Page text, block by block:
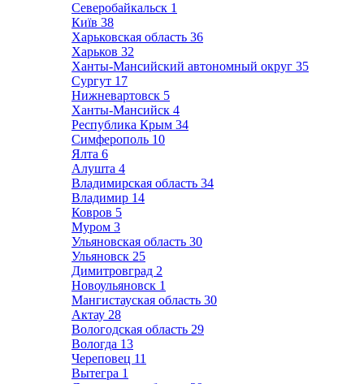
Северобайкальск 1
Київ 38
Харьковская область 36
Харьков 32
Ханты-Мансийский автономный округ 35
Сургут 17
Нижневартовск 5
Ханты-Мансийск 4
Республика Крым 34
Симферополь 10
Ялта 6
Алушта 4
Владимирская область 34
Владимир 14
Ковров 5
Муром 3
Ульяновская область 30
Ульяновск 25
Димитровград 2
Новоульяновск 1
Мангистауская область 30
Актау 28
Вологодская область 29
Вологда 13
Череповец 11
Вытегра 1